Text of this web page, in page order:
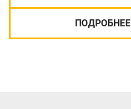
ПОДРОБНЕЕ